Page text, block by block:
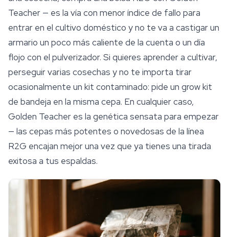
Teacher — es la vía con menor índice de fallo para
entrar en el cultivo doméstico y no te va a castigar un
armario un poco más caliente de la cuenta o un día
flojo con el pulverizador. Si quieres aprender a cultivar,
perseguir varias cosechas y no te importa tirar
ocasionalmente un kit contaminado: pide un grow kit
de bandeja en la misma cepa. En cualquier caso,
Golden Teacher es la genética sensata para empezar
— las cepas más potentes o novedosas de la línea
R2G encajan mejor una vez que ya tienes una tirada
exitosa a tus espaldas.